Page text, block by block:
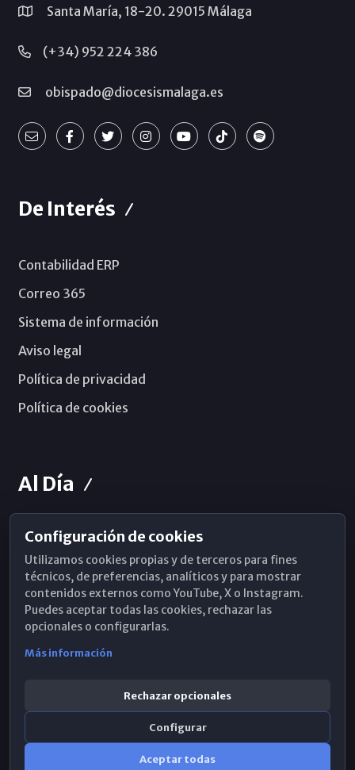
Santa María, 18-20. 29015 Málaga
(+34) 952 224 386
obispado@diocesismalaga.es
De Interés
Contabilidad ERP
Correo 365
Sistema de información
Aviso legal
Política de privacidad
Política de cookies
Al Día
Horarios de Misa
Hemeroteca
WhatsApp
Configuración de cookies
Utilizamos cookies propias y de terceros para fines
técnicos, de preferencias, analíticos y para mostrar
contenidos externos como YouTube, X o Instagram.
Puedes aceptar todas las cookies, rechazar las
opcionales o configurarlas.
Más información
Rechazar opcionales
Configurar
Aceptar todas